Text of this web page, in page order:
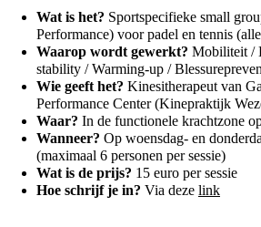
Wat is het? Sportspecifieke small
Performance) voor padel en tennis
Waarop wordt gewerkt? Mobiliteit /
stability / Warming-up /
Wie geeft het? Kinesitherapeut van
Performance Center (Kinepraktijk
Waar? In de functionele krachtzone
Wanneer? Op woensdag- en
(maximaal 6 personen per sessie)
Wat is de prijs? 15 euro per sessie
Hoe schrijf je in? Via deze link